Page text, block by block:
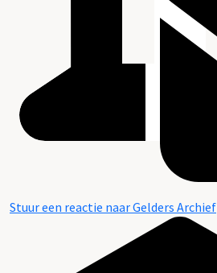
Stuur een reactie naar Gelders Archief